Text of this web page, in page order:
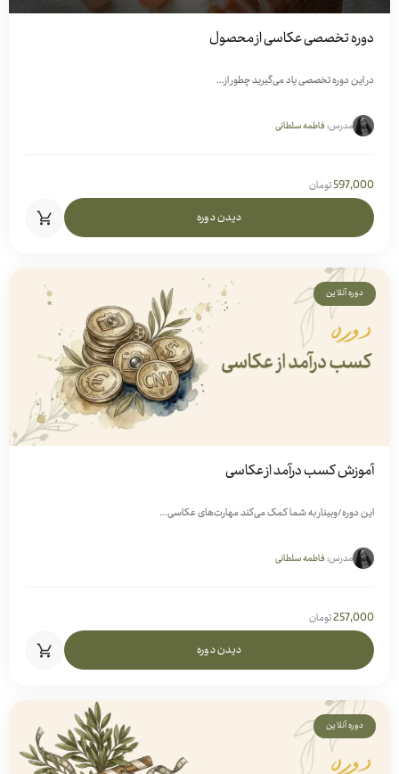
دوره تخصصی عکاسی از محصول
در این دوره تخصصی یاد می‌گیرید چطور از...
مدرس:فاطمه سلطانی
597,000تومان
دیدن دوره
دوره آنلاین
آموزش کسب درآمد از عکاسی
این دوره/وبینار به شما کمک می‌کند مهارت‌های عکاسی...
مدرس:فاطمه سلطانی
257,000تومان
دیدن دوره
دوره آنلاین